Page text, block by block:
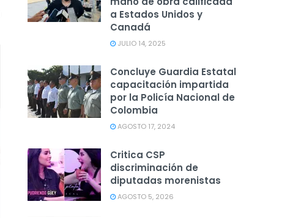
a Estados Unidos y
Canadá
JULIO 14, 2025
Concluye Guardia Estatal
capacitación impartida
por la Policía Nacional de
Colombia
AGOSTO 17, 2024
Critica CSP
discriminación de
diputadas morenistas
AGOSTO 5, 2026